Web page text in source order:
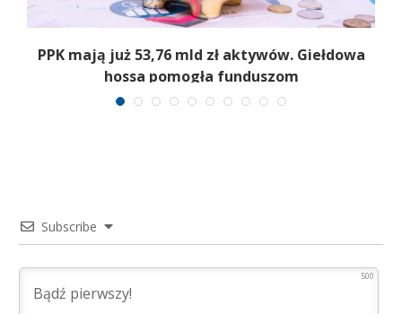
PPK mają już 53,76 mld zł aktywów. Giełdowa
hossa pomogła funduszom
Subscribe
500